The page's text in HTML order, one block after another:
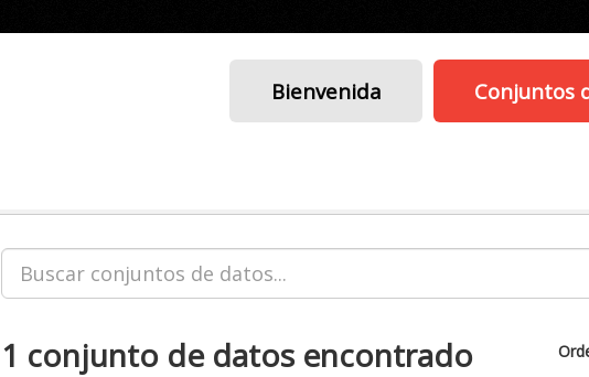
Bienvenida Conjuntos
1 conjunto de datos encontrado